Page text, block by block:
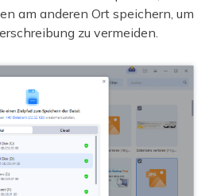
am anderen Ort speichern, um
zu vermeiden.